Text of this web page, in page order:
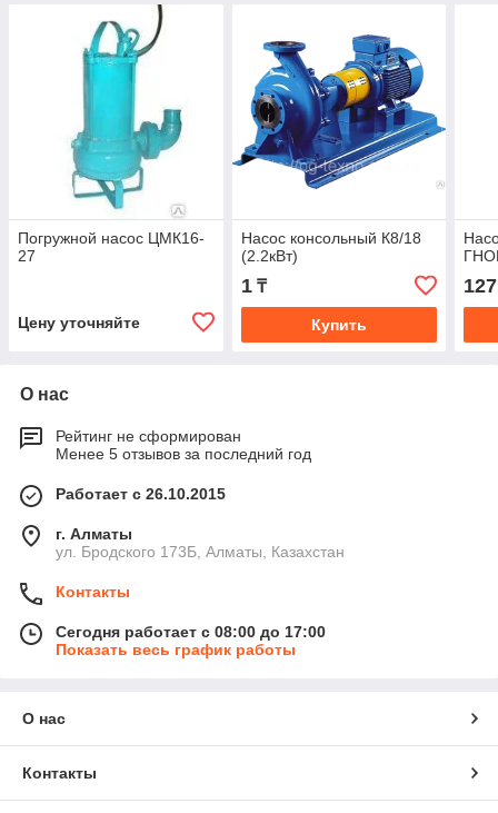
Погружной насос ЦМК16-
27
Цену уточняйте
Насос консольный К8/18
(2.2кВт)
1₸
Купить
О нас
Рейтинг не сформирован
Менее 5 отзывов за последний год
Работает с 26.10.2015
г. Алматы
ул. Бродского 173Б, Алматы, Казахстан
Контакты
Сегодня работает с 08:00 до 17:00
Показать весь график работы
О нас
Контакты